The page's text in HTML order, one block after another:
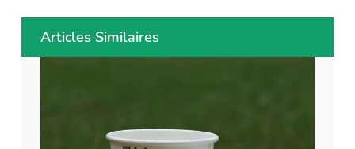
Articles Similaires